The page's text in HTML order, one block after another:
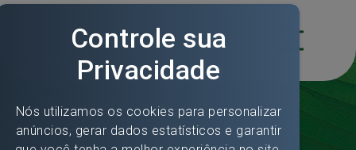
Home»Frota e Equipamentos
» Tanque Estacionário 15m³ e 18m³